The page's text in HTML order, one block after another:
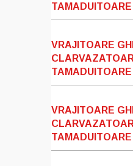
VRAJITOARE
VRAJITOARE
TAMADUITOARE